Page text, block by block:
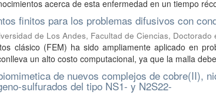
acerca de esta enfermedad en un tiempo
finitos para los problemas difusivos con
de Los Andes, Facultad de Ciencias, Doctorado
clásico (FEM) ha sido ampliamente aplicado en
un alto costo computacional, ya que la malla
de nuevos complejos de cobre(II),
sulfurados del tipo NS1- y N2S22-